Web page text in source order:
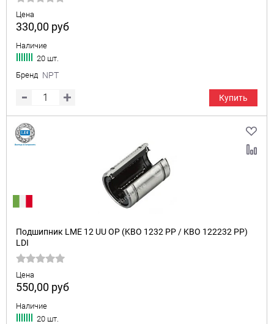
Цена
330,00 руб
Наличие
20 шт.
Бренд NPT
Купить
Подшипник LME 12 UU OP (KBO 1232 PP / KBO 122232 PP)
LDI
Цена
550,00 руб
Наличие
20 шт.